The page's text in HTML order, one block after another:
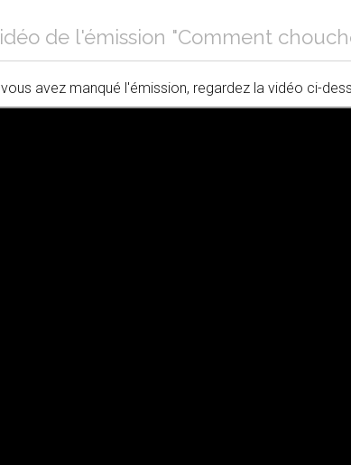
de l'émission "Comment
avez manqué l'émission, regardez la vidéo ci-